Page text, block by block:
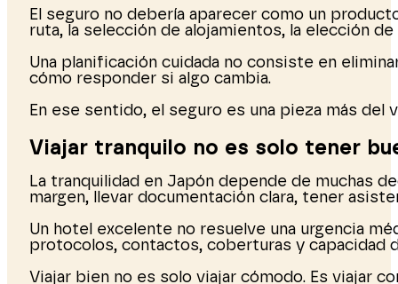
El seguro no debería aparecer como un
ruta, la selección de alojamientos, la elección
Una planificación cuidada no consiste en
cómo responder si algo cambia.
En ese sentido, el seguro es una pieza más del
Viajar tranquilo no es solo tener
La tranquilidad en Japón depende de muchas
margen, llevar documentación clara, tener
Un hotel excelente no resuelve una urgencia
protocolos, contactos, coberturas y capacidad
Viajar bien no es solo viajar cómodo. Es viajar